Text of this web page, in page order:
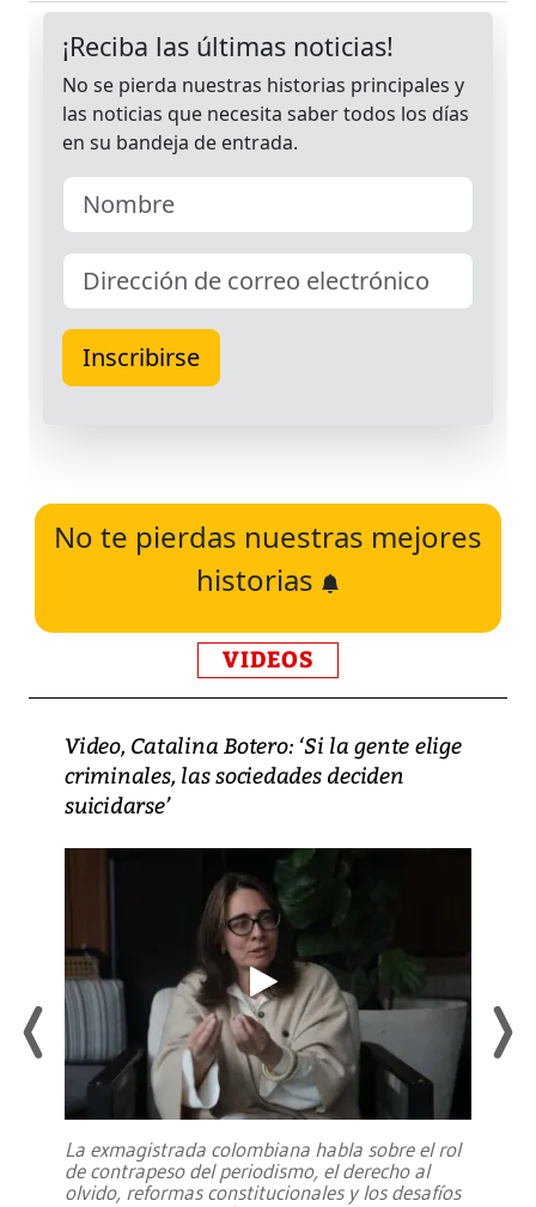
No te pierdas nuestras mejores
historias
VIDEOS
Video, Catalina Botero: ‘Si la gente elige
criminales, las sociedades deciden
suicidarse’
La exmagistrada colombiana habla sobre el rol
de contrapeso del periodismo, el derecho al
olvido, reformas constitucionales y los desafíos